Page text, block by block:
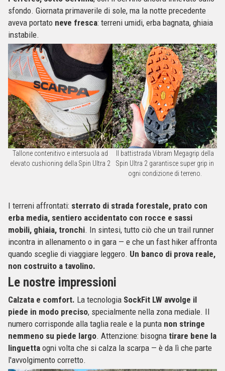
sfondo. Giornata primaverile di sole, ma la notte precedente
aveva portato neve fresca: terreni umidi, erba bagnata, ghiaia
instabile.
Tallone contenitivo e intersuola ad
elevato cushioning della Spin Ultra 2
Il battistrada Vibram Megagrip della
Spin Ultra 2 garantisce super grip in
ogni condizione di terreno.
I terreni affrontati: sterrato di strada forestale, prato con
erba media, sentiero accidentato con rocce e sassi
mobili, ghiaia, tronchi. In sintesi, tutto ciò che un trail runner
incontra in allenamento o in gara — e che un fast hiker affronta
quando sceglie di viaggiare leggero. Un banco di prova reale,
non costruito a tavolino.
Le nostre impressioni
Calzata e comfort. La tecnologia SockFit LW avvolge il
piede in modo preciso, specialmente nella zona mediale. Il
numero corrisponde alla taglia reale e la punta non stringe
nemmeno su piede largo. Attenzione: bisogna tirare bene la
linguetta ogni volta che si calza la scarpa — è da lì che parte
l'avvolgimento corretto.